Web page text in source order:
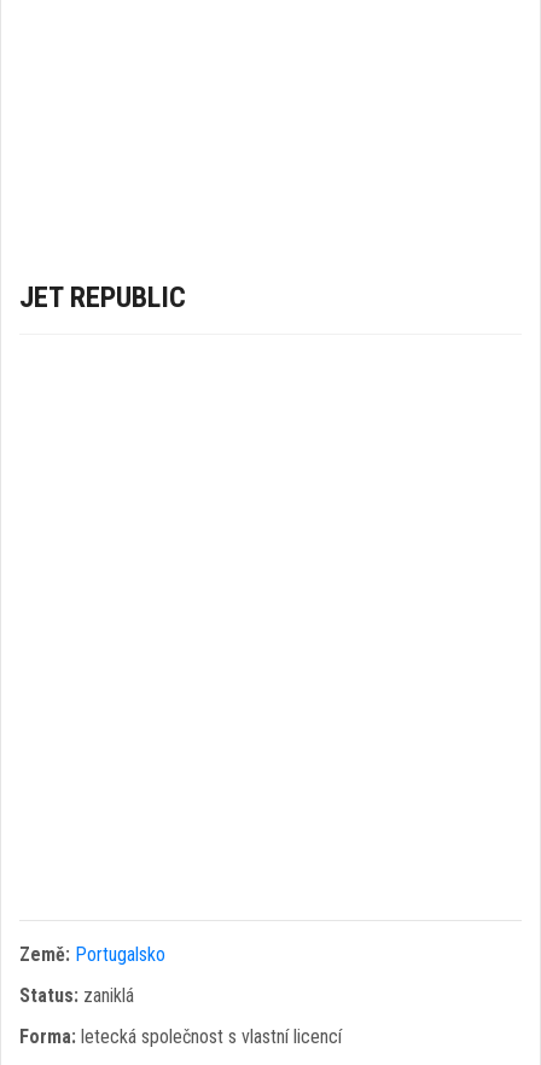
JET REPUBLIC
Země: Portugalsko
Status: zaniklá
Forma: letecká společnost s vlastní licencí